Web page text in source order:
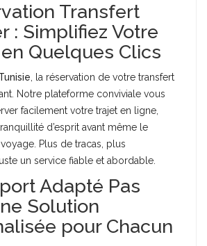
Transfert
: Simplifiez Votre
Quelques Clics
, la réservation de votre transfert
Notre plateforme conviviale vous
facilement votre trajet en ligne,
d’esprit avant même le
Plus de tracas, plus
un service fiable et abordable.
Adapté Pas
Solution
pour Chacun